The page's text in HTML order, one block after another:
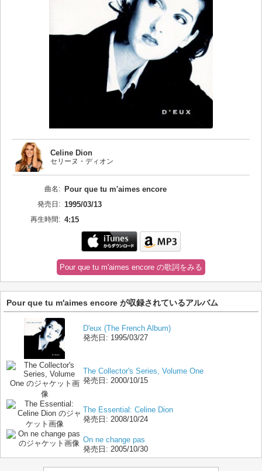
Celine Dion
セリーヌ・ディオン
曲名: Pour que tu m'aimes encore
発売日: 1995/03/13
再生時間: 4:15
Pour que tu m'aimes encore の歌詞をみる
Pour que tu m'aimes encore が収録されているアルバム
D'eux (The French Album)
発売日: 1995/03/27
The Collector's Series, Volume One
発売日: 2000/10/15
The Essential: Celine Dion
発売日: 2008/10/24
On ne change pas
発売日: 2005/10/30